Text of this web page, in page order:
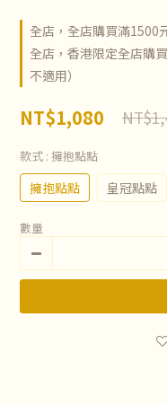
全店，全店購買滿1500
全店，香港限定全店購
不適用）
NT$1,080
款式 : 擁抱點點
擁抱點點 皇冠點點
數量